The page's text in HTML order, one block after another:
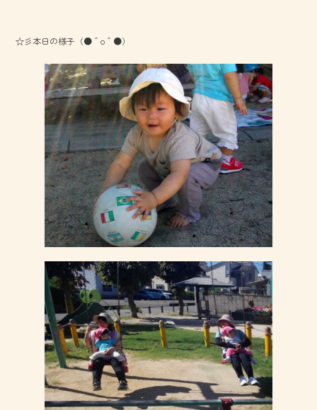
☆彡本日の様子（●＾o＾●）